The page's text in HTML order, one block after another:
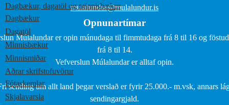
Dagbækur, dagatöl og minnisbækur
Dagbækur
Dagatöl
Minnisbækur
Minnismiðar
Aðrar skrifstofuvörur
Fótaskemlar
Skjalavarsla
mulalundur@mulalundur.is
Opnunartímar
Múlalundar er opin mánudaga til fimmtudaga frá 8 til 16 og
frá 8 til 14.
Vefverslun Múlalundar er alltaf opin.
sending um allt land þegar verslað er fyrir 25.000.- m.vsk, annars
sendingargjald.